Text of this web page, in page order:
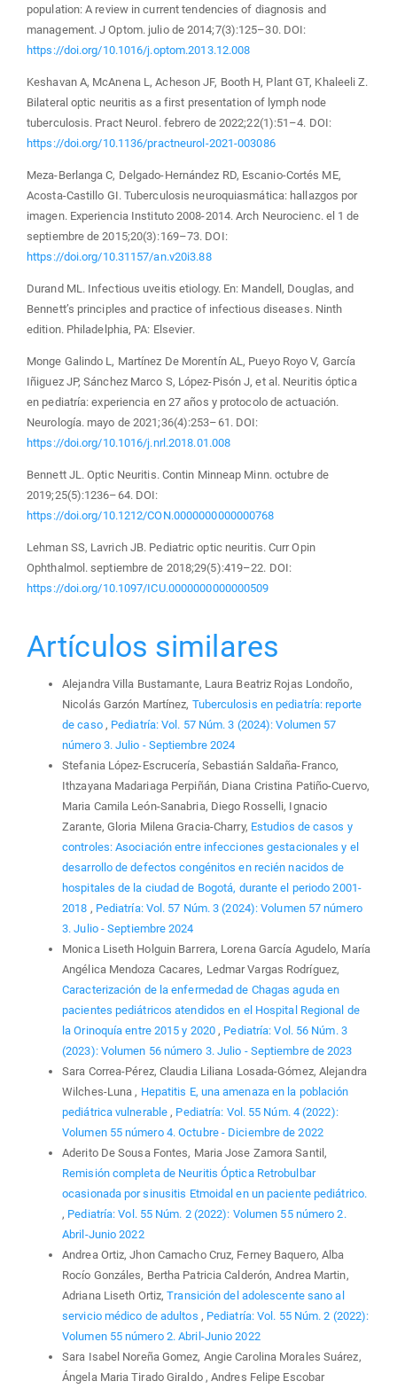
population: A review in current tendencies of diagnosis and
management. J Optom. julio de 2014;7(3):125–30. DOI:
https://doi.org/10.1016/j.optom.2013.12.008
Keshavan A, McAnena L, Acheson JF, Booth H, Plant GT, Khaleeli Z.
Bilateral optic neuritis as a first presentation of lymph node
tuberculosis. Pract Neurol. febrero de 2022;22(1):51–4. DOI:
https://doi.org/10.1136/practneurol-2021-003086
Meza-Berlanga C, Delgado-Hernández RD, Escanio-Cortés ME,
Acosta-Castillo GI. Tuberculosis neuroquiasmática: hallazgos por
imagen. Experiencia Instituto 2008-2014. Arch Neurocienc. el 1 de
septiembre de 2015;20(3):169–73. DOI:
https://doi.org/10.31157/an.v20i3.88
Durand ML. Infectious uveitis etiology. En: Mandell, Douglas, and
Bennett’s principles and practice of infectious diseases. Ninth
edition. Philadelphia, PA: Elsevier.
Monge Galindo L, Martínez De Morentín AL, Pueyo Royo V, García
Iñiguez JP, Sánchez Marco S, López-Pisón J, et al. Neuritis óptica
en pediatría: experiencia en 27 años y protocolo de actuación.
Neurología. mayo de 2021;36(4):253–61. DOI:
https://doi.org/10.1016/j.nrl.2018.01.008
Bennett JL. Optic Neuritis. Contin Minneap Minn. octubre de
2019;25(5):1236–64. DOI:
https://doi.org/10.1212/CON.0000000000000768
Lehman SS, Lavrich JB. Pediatric optic neuritis. Curr Opin
Ophthalmol. septiembre de 2018;29(5):419–22. DOI:
https://doi.org/10.1097/ICU.0000000000000509
Artículos similares
Alejandra Villa Bustamante, Laura Beatriz Rojas Londoño,
Nicolás Garzón Martínez, Tuberculosis en pediatría: reporte
de caso , Pediatría: Vol. 57 Núm. 3 (2024): Volumen 57
número 3. Julio - Septiembre 2024
Stefania López-Escrucería, Sebastián Saldaña-Franco,
Ithzayana Madariaga Perpiñán, Diana Cristina Patiño-Cuervo,
Maria Camila León-Sanabria, Diego Rosselli, Ignacio
Zarante, Gloria Milena Gracia-Charry, Estudios de casos y
controles: Asociación entre infecciones gestacionales y el
desarrollo de defectos congénitos en recién nacidos de
hospitales de la ciudad de Bogotá, durante el periodo 2001-
2018 , Pediatría: Vol. 57 Núm. 3 (2024): Volumen 57 número
3. Julio - Septiembre 2024
Monica Liseth Holguin Barrera, Lorena García Agudelo, María
Angélica Mendoza Cacares, Ledmar Vargas Rodríguez,
Caracterización de la enfermedad de Chagas aguda en
pacientes pediátricos atendidos en el Hospital Regional de
la Orinoquía entre 2015 y 2020 , Pediatría: Vol. 56 Núm. 3
(2023): Volumen 56 número 3. Julio - Septiembre de 2023
Sara Correa-Pérez, Claudia Liliana Losada-Gómez, Alejandra
Wilches-Luna , Hepatitis E, una amenaza en la población
pediátrica vulnerable , Pediatría: Vol. 55 Núm. 4 (2022):
Volumen 55 número 4. Octubre - Diciembre de 2022
Aderito De Sousa Fontes, Maria Jose Zamora Santil,
Remisión completa de Neuritis Óptica Retrobulbar
ocasionada por sinusitis Etmoidal en un paciente pediátrico.
, Pediatría: Vol. 55 Núm. 2 (2022): Volumen 55 número 2.
Abril-Junio 2022
Andrea Ortiz, Jhon Camacho Cruz, Ferney Baquero, Alba
Rocío Gonzáles, Bertha Patricia Calderón, Andrea Martin,
Adriana Liseth Ortiz,Transición del adolescente sano al
servicio médico de adultos , Pediatría: Vol. 55 Núm. 2 (2022):
Volumen 55 número 2. Abril-Junio 2022
Sara Isabel Noreña Gomez, Angie Carolina Morales Suárez,
Ángela Maria Tirado Giraldo , Andres Felipe Escobar